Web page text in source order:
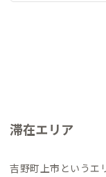
滞在エリア
吉野町上市というエ